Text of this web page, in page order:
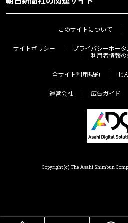
このサイトについて
サイトポリシー プライバシーポータ
利用者情報
全サイト利用規約 じ
運営会社 広告ガイド
Copyright(c) The Asahi Shimbun